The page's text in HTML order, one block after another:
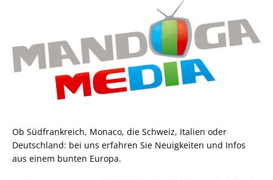
Ob Südfrankreich, Monaco, die Schweiz, Italien oder
Deutschland: bei uns erfahren Sie Neuigkeiten und Infos
aus einem bunten Europa.